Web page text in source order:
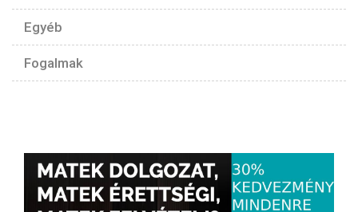
Egyéb
Fogalmak